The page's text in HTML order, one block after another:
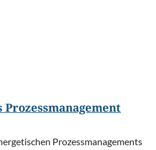
Prozessmanagement
Prozessmanagements